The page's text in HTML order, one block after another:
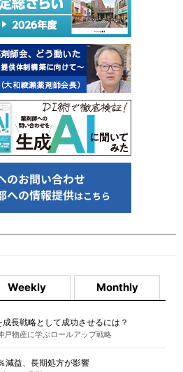
Weekly Monthly
長戦略として成功させるには？
戸物産に学ぶロールアップ戦略
減益、長期処方が影響